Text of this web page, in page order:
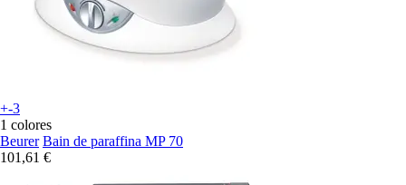
+-3
1 colores
Beurer Bain de paraffina MP 70
101,61 €